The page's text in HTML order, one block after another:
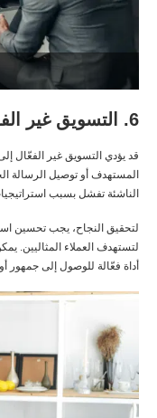
6. التسويق غير الفعال
قد يؤدي التسويق غير الفعّال
الناشئة تفشل بسبب
لتحقيق النجاح، يجب تحسين
لتستهدف العملاء المثاليين.
أداة فعّالة للوصول إلى جمهور